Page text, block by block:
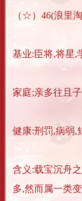
（☆）46(浪里
基业:臣将,将星,
家庭;亲多往且
健康:刑罚,病弱,
含义:载宝沉舟
多,然而属一类